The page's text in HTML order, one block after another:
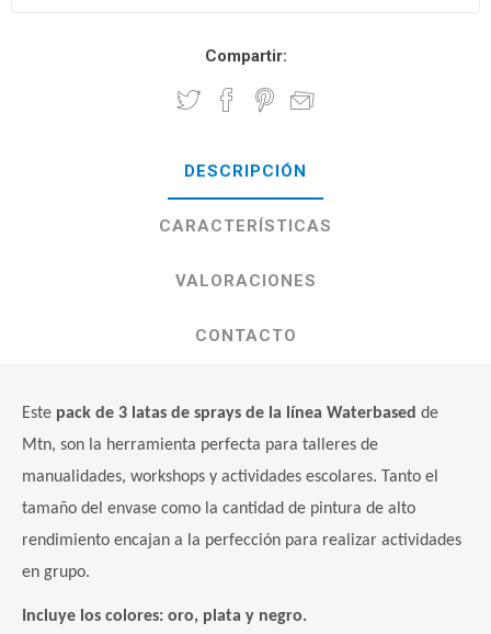
Compartir:
DESCRIPCIÓN
CARACTERÍSTICAS
VALORACIONES
CONTACTO
Este pack de 3 latas de sprays de la línea Waterbased de
Mtn, son la herramienta perfecta para talleres de
manualidades, workshops y actividades escolares. Tanto el
tamaño del envase como la cantidad de pintura de alto
rendimiento encajan a la perfección para realizar actividades
en grupo.
Incluye los colores: oro, plata y negro.